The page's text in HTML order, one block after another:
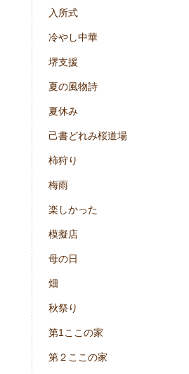
入所式
冷やし中華
堺支援
夏の風物詩
夏休み
己書どれみ桜道場
柿狩り
梅雨
楽しかった
模擬店
母の日
畑
秋祭り
第1ここの家
第２ここの家